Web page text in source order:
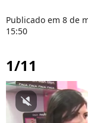
Publicado em 8 de
15:50
1/11